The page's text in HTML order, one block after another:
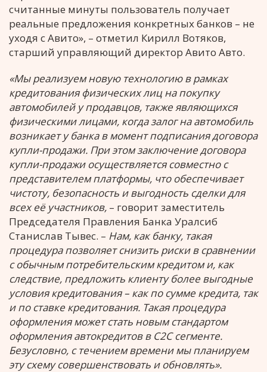
считанные минуты пользователь получает
реальные предложения конкретных банков – не
уходя с Авито», – отметил Кирилл Вотяков,
старший управляющий директор Авито Авто.
«Мы реализуем новую технологию в рамках
кредитования физических лиц на покупку
автомобилей у продавцов, также являющихся
физическими лицами, когда залог на автомобиль
возникает у банка в момент подписания договора
купли-продажи. При этом заключение договора
купли-продажи осуществляется совместно с
представителем платформы, что обеспечивает
чистоту, безопасность и выгодность сделки для
всех её участников, – говорит заместитель
Председателя Правления Банка Уралсиб
Станислав Тывес. – Нам, как банку, такая
процедура позволяет снизить риски в сравнении
с обычным потребительским кредитом и, как
следствие, предложить клиенту более выгодные
условия кредитования – как по сумме кредита, так
и по ставке кредитования. Такая процедура
оформления может стать новым стандартом
оформления автокредитов в С2С сегменте.
Безусловно, с течением времени мы планируем
эту схему совершенствовать и обновлять».